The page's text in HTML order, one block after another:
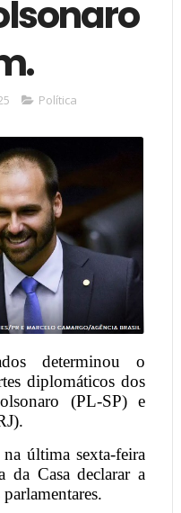
Política
determinou o
diplomáticos dos
(PL-SP) e
última sexta-feira
da Casa declarar a